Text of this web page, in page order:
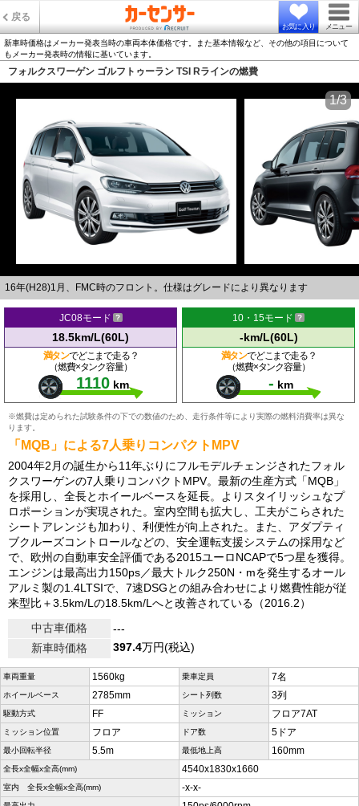
戻る
お気に入り メニュー
新車時価格はメーカー発表当時の車両本体価格です。また基本情報など、その他の項目について
もメーカー発表時の情報に基いています。
フォルクスワーゲン ゴルフトゥーラン TSI Rラインの燃費
16年(H28)1月、FMC時のフロント。仕様はグレードにより異なります
1/3
JC08モード
18.5km/L(60L)
満タンでどこまで走る？
（燃費×タンク容量）
1110 km
10・15モード
-km/L(60L)
満タンでどこまで走る？
（燃費×タンク容量）
- km
※燃費は定められた試験条件の下での数値のため、走行条件等により実際の燃料消費率は異な
ります。
「MQB」による7人乗りコンパクトMPV
2004年2月の誕生から11年ぶりにフルモデルチェンジされたフォル
クスワーゲンの7人乗りコンパクトMPV。最新の生産方式「MQB」
を採用し、全長とホイールベースを延長。よりスタイリッシュなプ
ロポーションが実現された。室内空間も拡大し、工夫がこらされた
シートアレンジも加わり、利便性が向上された。また、アダプティ
ブクルーズコントロールなどの、安全運転支援システムの採用など
で、欧州の自動車安全評価である2015ユーロNCAPで5つ星を獲得。
エンジンは最高出力150ps／最大トルク250N・mを発生するオール
アルミ製の1.4LTSIで、7速DSGとの組み合わせにより燃費性能が従
来型比＋3.5km/Lの18.5km/Lへと改善されている（2016.2）
中古車価格
---
新車時価格
397.4万円(税込)
車両重量 1560kg 乗車定員 7名
ホイールベース 2785mm シート列数 3列
駆動方式 FF ミッション フロア7AT
ミッション位置 フロア ドア数 5ドア
最小回転半径 5.5m 最低地上高 160mm
全長x全幅x全高(mm) 4540x1830x1660
室内 全長x全幅x全高(mm) -x-x-